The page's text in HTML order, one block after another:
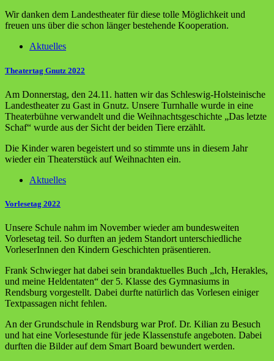
Wir danken dem Landestheater für diese tolle Möglichkeit und
freuen uns über die schon länger bestehende Kooperation.
Aktuelles
Theatertag Gnutz 2022
Am Donnerstag, den 24.11. hatten wir das Schleswig-Holsteinische
Landestheater zu Gast in Gnutz. Unsere Turnhalle wurde in eine
Theaterbühne verwandelt und die Weihnachtsgeschichte „Das letzte
Schaf“ wurde aus der Sicht der beiden Tiere erzählt.
Die Kinder waren begeistert und so stimmte uns in diesem Jahr
wieder ein Theaterstück auf Weihnachten ein.
Aktuelles
Vorlesetag 2022
Unsere Schule nahm im November wieder am bundesweiten
Vorlesetag teil. So durften an jedem Standort unterschiedliche
VorleserInnen den Kindern Geschichten präsentieren.
Frank Schwieger hat dabei sein brandaktuelles Buch „Ich, Herakles,
und meine Heldentaten“ der 5. Klasse des Gymnasiums in
Rendsburg vorgestellt. Dabei durfte natürlich das Vorlesen einiger
Textpassagen nicht fehlen.
An der Grundschule in Rendsburg war Prof. Dr. Kilian zu Besuch
und hat eine Vorlesestunde für jede Klassenstufe angeboten. Dabei
durften die Bilder auf dem Smart Board bewundert werden.